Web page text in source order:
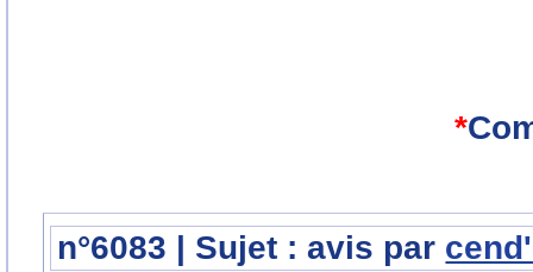
*
n°6083 | Sujet : avis par